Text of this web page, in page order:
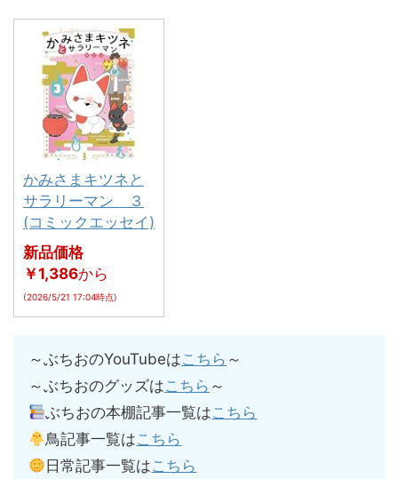
かみさまキツネと
サラリーマン ３
(コミックエッセイ)
新品価格
￥1,386から
(2026/5/21 17:04時点)
～ぶちおのYouTubeはこちら ～
～ぶちおのグッズはこちら ～
ぶちおの本棚記事一覧はこちら
鳥記事一覧はこちら
日常記事一覧はこちら